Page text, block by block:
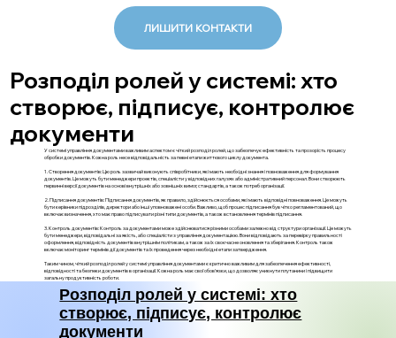
ЛИШИТИ КОНТАКТИ
Розподіл ролей у системі: хто
створює, підписує, контролює
документи
У системі управління документами важливим аспектом є чіткий розподіл ролей, що забезпечує ефективність та прозорість процесу
обробки документів. Кожна роль несе відповідальність за певні етапи життєвого циклу документа.
1. Створення документів: Цю роль зазвичай виконують співробітники, які мають необхідні знання і повноваження для формування
документів. Це можуть бути менеджери проектів, спеціалісти у відповідних галузях або адміністративний персонал. Вони створюють
первинні версії документів на основі внутрішніх або зовнішніх вимог, стандартів, а також потреб організації.
2. Підписання документів: Підписання документів, як правило, здійснюється особами, які мають відповідні повноваження. Це можуть
бути керівники підрозділів, директори або інші уповноважені особи. Важливо, щоб процес підписання був чітко регламентований, що
включає визначення, хто має право підписувати різні типи документів, а також встановлення термінів підписання.
3. Контроль документів: Контроль за документами може здійснюватися різними особами залежно від структури організації. Це можуть
бути менеджери, відповідальні за якість, або спеціалісти з управління документацією. Вони відповідають за перевірку правильності
оформлення, відповідність документів внутрішнім політикам, а також за їх своєчасне оновлення та зберігання. Контроль також
включає моніторинг термінів дії документів та їх проведення через необхідні етапи затвердження.
Таким чином, чіткий розподіл ролей у системі управління документами є критично важливим для забезпечення ефективності,
відповідності та безпеки документів в організації. Кожна роль має свої обов'язки, що дозволяє уникнути плутанини і підвищити
загальну продуктивність роботи.
Розподіл ролей у системі: хто
створює, підписує, контролює
документи